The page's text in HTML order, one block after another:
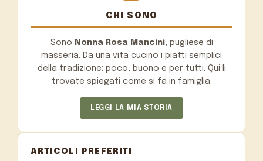
CHI SONO
Sono Nonna Rosa Mancini, pugliese di
masseria. Da una vita cucino i piatti semplici
della tradizione: poco, buono e per tutti. Qui li
trovate spiegati come si fa in famiglia.
LEGGI LA MIA STORIA
ARTICOLI PREFERITI